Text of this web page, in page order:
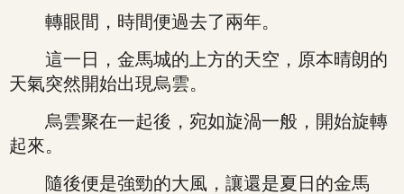
轉眼間，時間便過去了兩年。
這一日，金馬城的上方的天空，原本晴朗的
天氣突然開始出現烏雲。
烏雲聚在一起後，宛如旋渦一般，開始旋轉
起來。
隨後便是強勁的大風，讓還是夏日的金馬